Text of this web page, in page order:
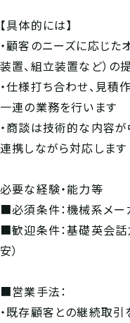
【具体的には】
・顧客のニーズに応じた
装置、組立装置など）の
・仕様打ち合わせ、見積
一連の業務を行います
・商談は技術的な内容
連携しながら対応します
必要な経験・能力等
■必須条件：機械系メ
■歓迎条件：基礎英会話
安）
■営業手法：
・既存顧客との継続取